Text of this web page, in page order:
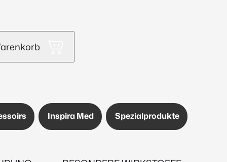
Inspira Med Spezialprodukte